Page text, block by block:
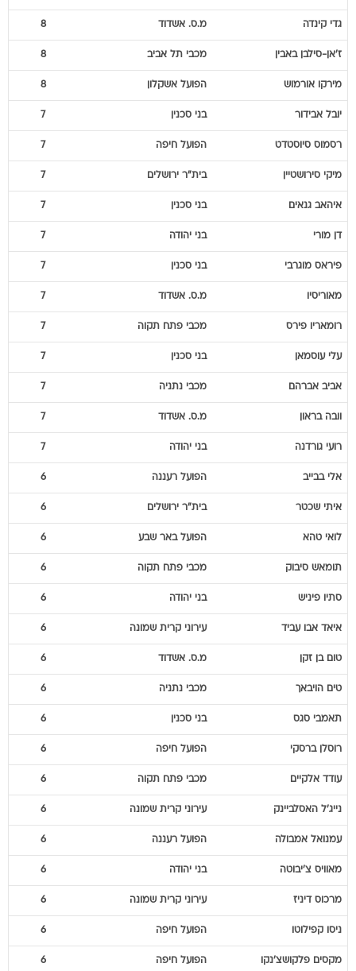
גדי קינדה מ.ס. אשדוד 8
ז'אן-סילבן באבין מכבי תל אביב 8
מירקו אורמוש הפועל אשקלון 8
יובל אבידור בני סכנין 7
רסמוס סיוסטדט הפועל חיפה 7
מיקי סירושטיין בית"ר ירושלים 7
איהאב גנאים בני סכנין 7
דן מורי בני יהודה 7
פיראס מוגרבי בני סכנין 7
מאוריסיו מ.ס. אשדוד 7
רומאריו פירס מכבי פתח תקוה 7
עלי עוסמאן בני סכנין 7
אביב אברהם מכבי נתניה 7
וובה בראון מ.ס. אשדוד 7
רועי גורדנה בני יהודה 7
אלי בבייב הפועל רעננה 6
איתי שכטר בית"ר ירושלים 6
לואי טהא הפועל באר שבע 6
תומאש סיבוק מכבי פתח תקוה 6
סתיו פיניש בני יהודה 6
איאד אבו עביד עירוני קרית שמונה 6
טום בן זקן מ.ס. אשדוד 6
טים הויבאך מכבי נתניה 6
תאמבי סגס בני סכנין 6
רוסלן ברסקי הפועל חיפה 6
עודד אלקיים מכבי פתח תקוה 6
נייג'ל האסלביינק עירוני קרית שמונה 6
עמנואל אמבולה הפועל רעננה 6
מאוויס צ'יבוטה בני יהודה 6
מרכוס דיניז עירוני קרית שמונה 6
ניסו קפילוטו הפועל חיפה 6
מקסים פלקושצ'נקו הפועל חיפה 6